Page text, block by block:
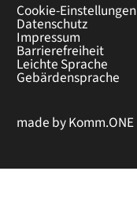
Cookie-Einstellungen
Datenschutz
Impressum
Barrierefreiheit
Leichte Sprache
Gebärdensprache
made byKomm.ONE